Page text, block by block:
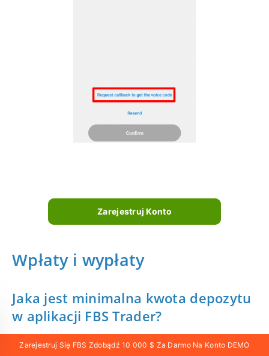
Zarejestruj Konto
Wpłaty i wypłaty
Jaka jest minimalna kwota depozytu
w aplikacji FBS Trader?
Aby komfortowo handlować na koncie FBS Trader,
Zarejestruj Się FBS Zdobądź 10 000 $ Za Darmo Na Konto DEMO